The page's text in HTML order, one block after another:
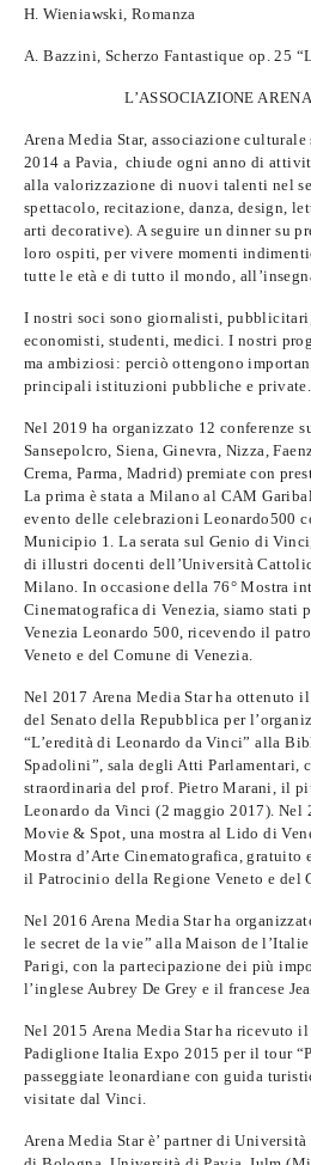
H. Wieniawski, Romanza
A. Bazzini, Scherzo Fantastique op. 25
L’ASSOCIAZIONE
Arena Media Star,associazione culturale
2014 a Pavia, chiude ogni anno di
alla valorizzazione di nuovi talenti nel
spettacolo, recitazione, danza, design,
arti decorative). A seguire un dinner su
loro ospiti, per vivere momenti
tutte le età e di tutto il mondo,
I nostri soci sono giornalisti,
economisti, studenti, medici. I nostri
ma ambiziosi: perciò ottengono
principali istituzioni pubbliche e private.
Nel 2019 ha organizzato 12 conferenze
Sansepolcro, Siena, Ginevra, Nizza,
Crema, Parma, Madrid) premiate con
La prima è stata a Milano al CAM
evento delle celebrazioni Leonardo500
Municipio 1. La serata sul Genio di
di illustri docenti dell’Università
Milano. In occasione della 76° Mostra
Cinematografica di Venezia, siamo stati
Venezia Leonardo 500, ricevendo il
Veneto e del Comune di Venezia.
Nel 2017 Arena Media Starha ottenuto
del Senato della Repubblica per
“L’eredità di Leonardo da Vinci” alla
Spadolini”, sala degli Atti Parlamentari,
straordinaria del prof. Pietro Marani, il
Leonardo da Vinci (2 maggio 2017). Nel
Movie & Spot, una mostra al Lido di
Mostra d’Arte Cinematografica, gratuito
ilPatrocinio della Regione Veneto e del
Nel 2016 Arena Media Star ha
le secret de la vie” alla Maison de
Parigi,con la partecipazione dei più
l’inglese Aubrey De Grey e il francese
Nel 2015 Arena Media Starha ricevuto
Padiglione Italia Expo 2015 per il tour
passeggiate leonardiane con guida
visitate dal Vinci.
Arena Media Star è’ partner diUniversità